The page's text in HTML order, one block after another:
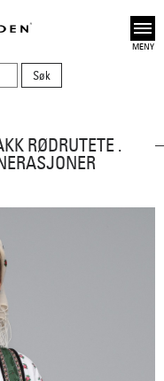
Open
RØDRUTETE .